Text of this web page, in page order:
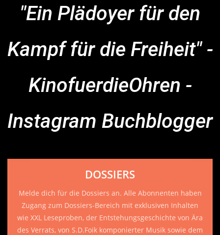
"Ein Plädoyer für den
Kampf für die Freiheit" -
KinofuerdieOhren -
Instagram Buchblogger
DOSSIERS
Melde dich für die Dossiers an. Alle Abonnenten haben
Zugang zum Dossiers-Bereich mit exklusiven Inhalten
wie XXL Leseproben, der Entstehungsgeschichte von Ära
des Verrats, von S.D.Foik komponierter Musik sowie dem